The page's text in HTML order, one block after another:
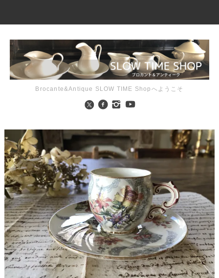
Brocante&Antique SLOW TIME Shopへようこそ